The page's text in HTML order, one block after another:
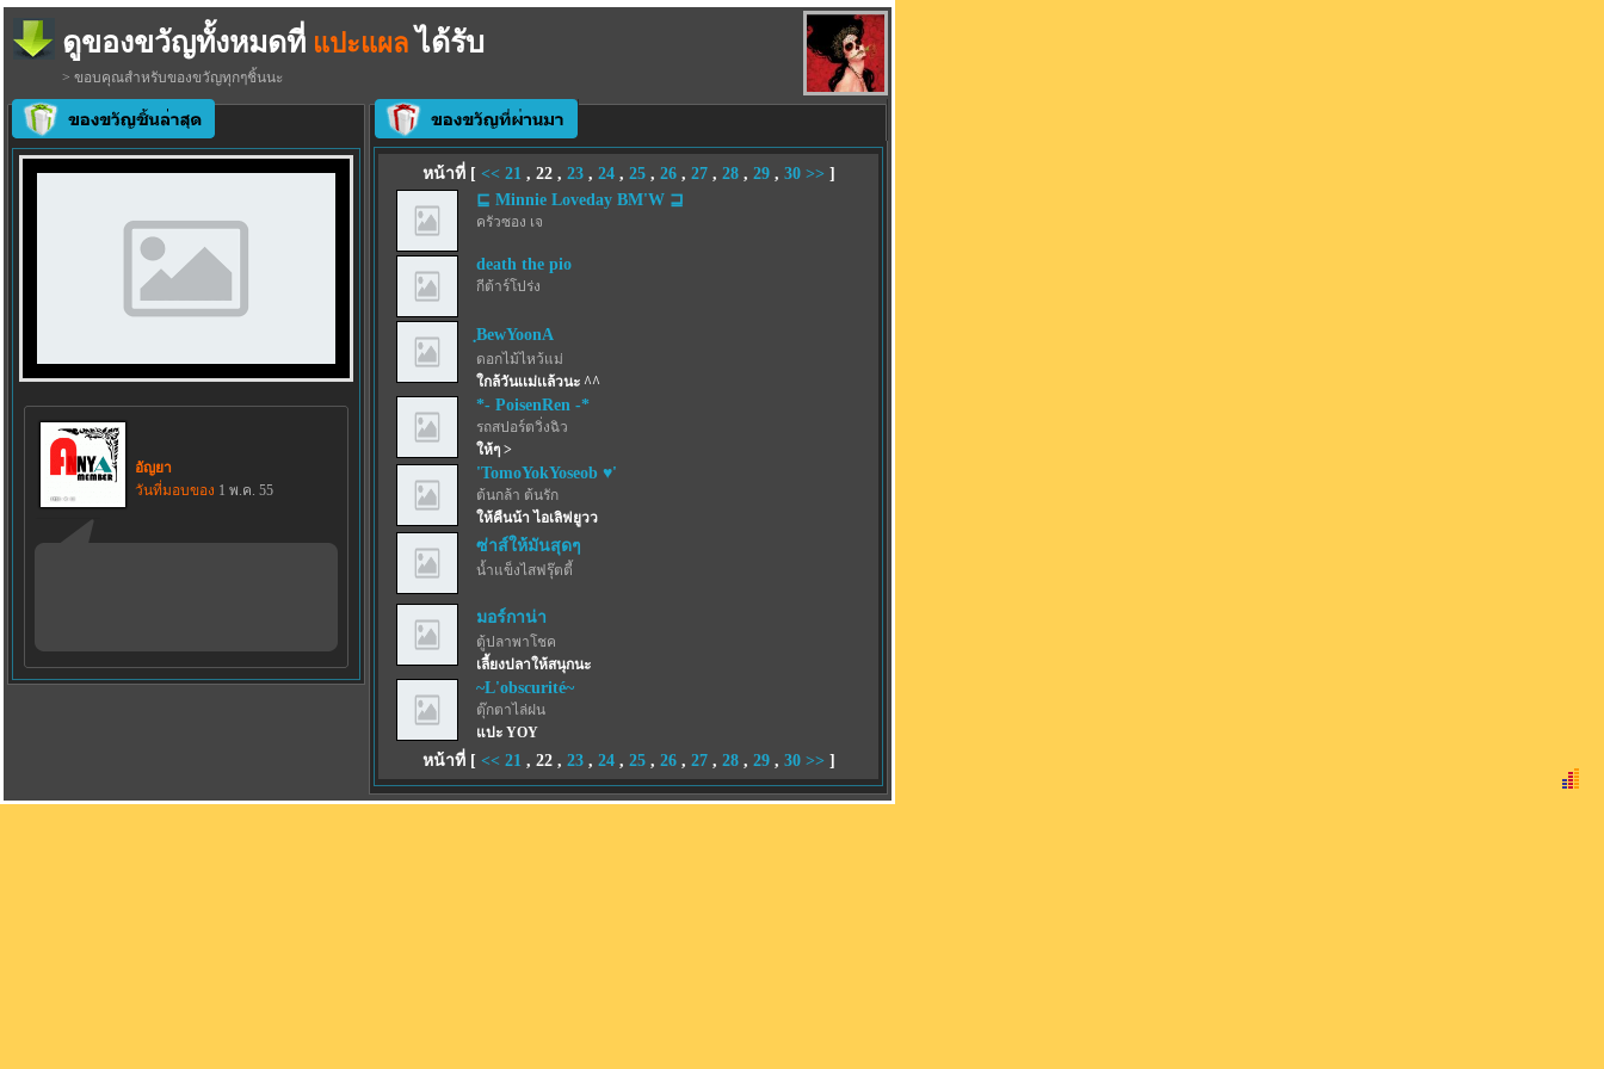
ดูของขวัญทั้งหมดที่ แปะแผล ได้รับ
> ขอบคุณสำหรับของขวัญทุกๆชิ้นนะ
อัญยา
วันที่มอบของ 1 พ.ค. 55
หน้าที่ [ << 21 , 22, 23, 24, 25, 26, 27, 28, 29, 30 >> ]
⊑ Minnie Loveday BM'W ⊒
ครัวซอง เจ
death the pio
กีต้าร์โปร่ง
ฺBewYoonA
ดอกไม้ไหว้แม่
ใกล้วันเเม่เเล้วนะ ^^
*- PoisenRen -*
รถสปอร์ตวิ่งฉิว
ให้ๆ >
'TomoYokYoseob ♥'
ต้นกล้า ต้นรัก
ให้คืนน้า ไอเลิฟยูวว
ซ่าส์ให้มันสุดๆ
น้ำแข็งไสฟรุ๊ตตี้
มอร์กาน่า
ตู้ปลาพาโชค
เลี้ยงปลาให้สนุกนะ
~L'obscurité~
ตุ๊กตาไล่ฝน
แปะ YOY
หน้าที่ [ << 21 , 22, 23, 24, 25, 26, 27, 28, 29, 30 >> ]